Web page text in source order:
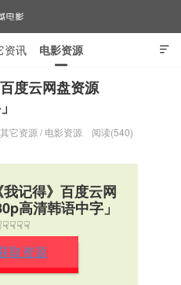
电影

资讯 电影资源
度云网盘资源
其它资源 / 电影资源 阅读(540)
记得》百度云网
高清韩语中字」
取资源